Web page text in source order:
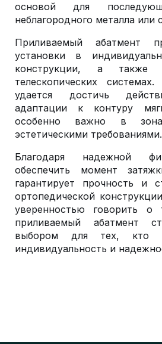
основой для
неблагородного металла или
Приливаемый абатмент
установки в
конструкции, а также
телескопических
удается достичь
адаптации к контуру
особенно важно в
эстетическими требованиями.
Благодаря надежной
обеспечить момент
гарантирует прочность и
ортопедической
уверенностью говорить
приливаемый абатмент
выбором для тех, кто
индивидуальность и